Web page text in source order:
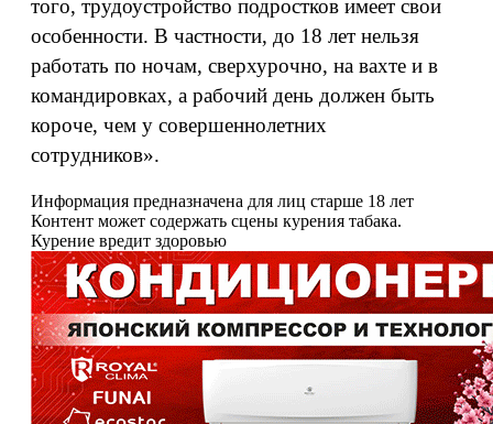
того, трудоустройство подростков имеет свои
особенности. В частности, до 18 лет нельзя
работать по ночам, сверхурочно, на вахте и в
командировках, а рабочий день должен быть
короче, чем у совершеннолетних
сотрудников».
Информация предназначена для лиц старше 18 лет
Контент может содержать сцены курения табака.
Курение вредит здоровью